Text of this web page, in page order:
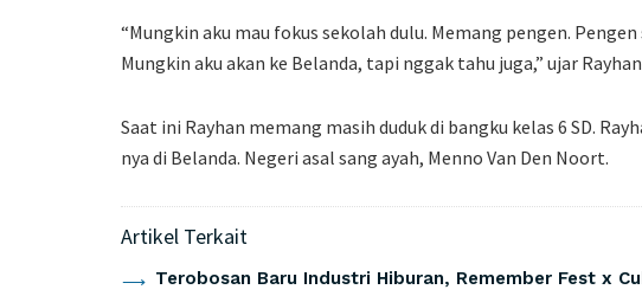
“Mungkin aku mau fokus sekolah dulu. Memang pengen.
Mungkin aku akan ke Belanda, tapi nggak tahu juga,” ujar
Saat ini Rayhan memang masih duduk di bangku kelas 6 SD.
nya di Belanda. Negeri asal sang ayah, Menno Van Den Noort.
Artikel Terkait
Terobosan Baru Industri Hiburan, Remember Fest x